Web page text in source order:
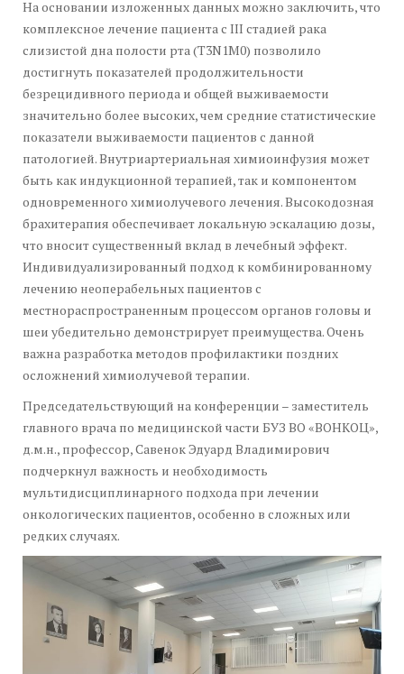
На основании изложенных данных можно заключить, что
комплексное лечение пациента с III стадией рака
слизистой дна полости рта (T3N1M0) позволило
достигнуть показателей продолжительности
безрецидивного периода и общей выживаемости
значительно более высоких, чем средние статистические
показатели выживаемости пациентов с данной
патологией. Внутриартериальная химиоинфузия может
быть как индукционной терапией, так и компонентом
одновременного химиолучевого лечения. Высокодозная
брахитерапия обеспечивает локальную эскалацию дозы,
что вносит существенный вклад в лечебный эффект.
Индивидуализированный подход к комбинированному
лечению неоперабельных пациентов с
местнораспространенным процессом органов головы и
шеи убедительно демонстрирует преимущества. Очень
важна разработка методов профилактики поздних
осложнений химиолучевой терапии.
Председательствующий на конференции – заместитель
главного врача по медицинской части БУЗ ВО «ВОНКОЦ»,
д.м.н., профессор, Савенок Эдуард Владимирович
подчеркнул важность и необходимость
мультидисциплинарного подхода при лечении
онкологических пациентов, особенно в сложных или
редких случаях.